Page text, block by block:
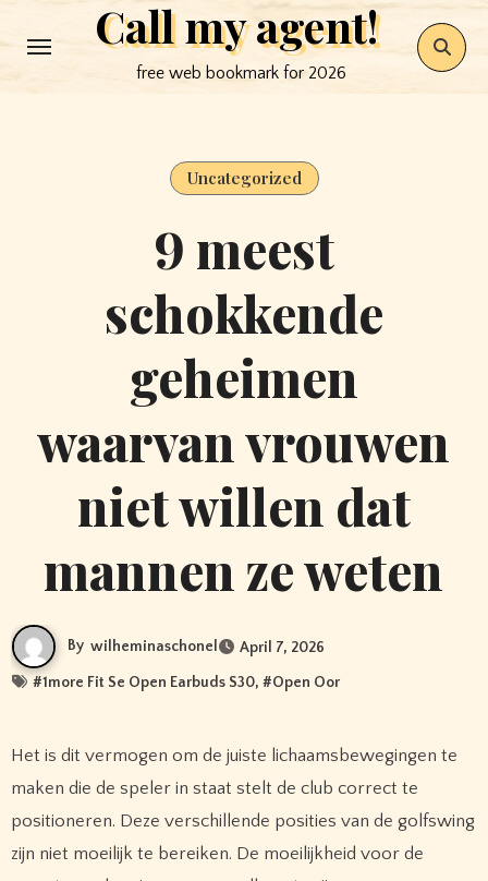
to
Call my agent!
free web bookmark for 2026
Uncategorized
9 meest
schokkende
geheimen
waarvan vrouwen
niet willen dat
mannen ze weten
By wilheminaschonel April 7, 2026
#1more Fit Se Open Earbuds S30, #Open Oor
Het is dit vermogen om de juiste lichaamsbewegingen te
maken die de speler in staat stelt de club correct te
positioneren. Deze verschillende posities van de golfswing
zijn niet moeilijk te bereiken. De moeilijkheid voor de